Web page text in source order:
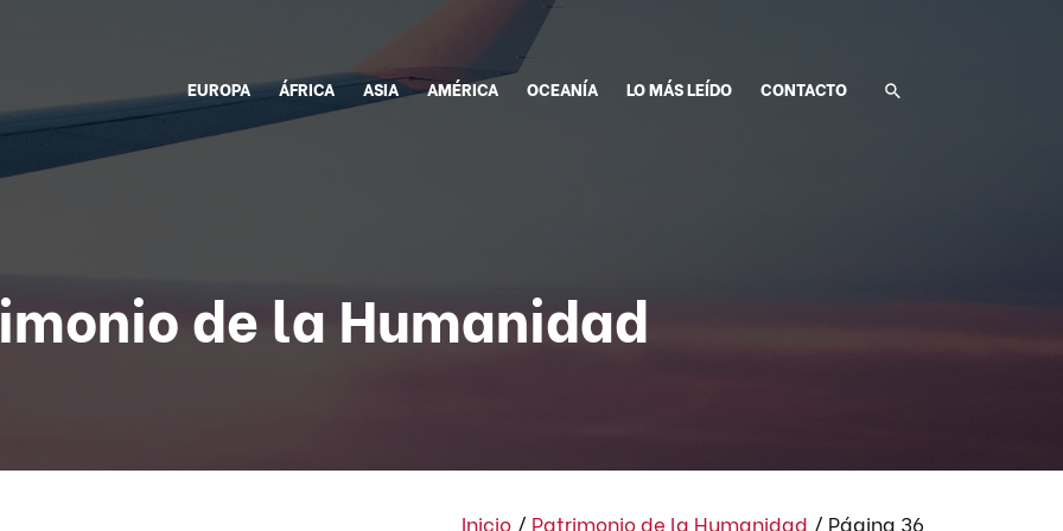
EUROPA ÁFRICA ASIA AMÉRICA OCEANÍA LO MÁS LEÍDO CONTACTO
de la Humanidad
Inicio / Patrimonio de la Humanidad / Página 36